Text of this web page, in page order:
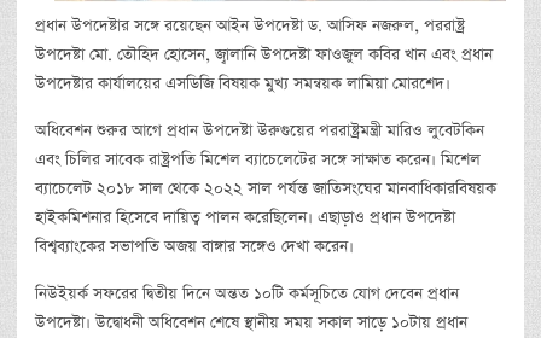
প্রধান উপদেষ্টার সঙ্গে রয়েছেন আইন উপদেষ্টা ড. আসিফ নজরুল, পররাষ্ট্র
উপদেষ্টা মো. তৌহিদ হোসেন, জ্বালানি উপদেষ্টা ফাওজুল কবির খান এবং প্রধান
উপদেষ্টার কার্যালয়ের এসডিজি বিষয়ক মুখ্য সমন্বয়ক লামিয়া মোরশেদ।
অধিবেশন শুরুর আগে প্রধান উপদেষ্টা উরুগুয়ের পররাষ্ট্রমন্ত্রী মারিও লুবেটকিন
এবং চিলির সাবেক রাষ্ট্রপতি মিশেল ব্যাচেলেটের সঙ্গে সাক্ষাত করেন। মিশেল
ব্যাচেলেট ২০১৮ সাল থেকে ২০২২ সাল পর্যন্ত জাতিসংঘের মানবাধিকারবিষয়ক
হাইকমিশনার হিসেবে দায়িত্ব পালন করেছিলেন। এছাড়াও প্রধান উপদেষ্টা
বিশ্বব্যাংকের সভাপতি অজয় বাঙ্গার সঙ্গেও দেখা করেন।
নিউইয়র্ক সফরের দ্বিতীয় দিনে অন্তত ১০টি কর্মসূচিতে যোগ দেবেন প্রধান
উপদেষ্টা। উদ্বোধনী অধিবেশন শেষে স্থানীয় সময় সকাল সাড়ে ১০টায় প্রধান